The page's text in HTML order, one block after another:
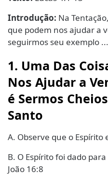
Introdução: Na
que podem nos ajudar a
seguirmos seu exemplo ...
1. Uma Das
Nos Ajudar a
é Sermos
Santo
A. Observe que o Espírito
B. O Espírito foi dado
João 16:8